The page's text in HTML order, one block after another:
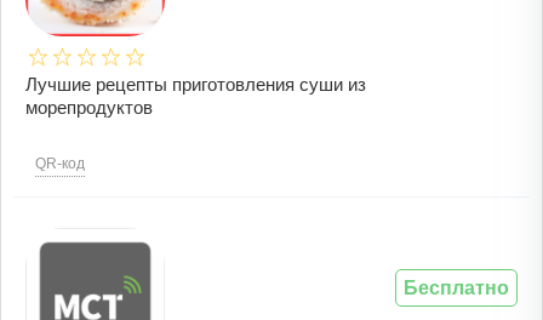
Лучшие рецепты приготовления суши из
морепродуктов
QR-код
Бесплатно